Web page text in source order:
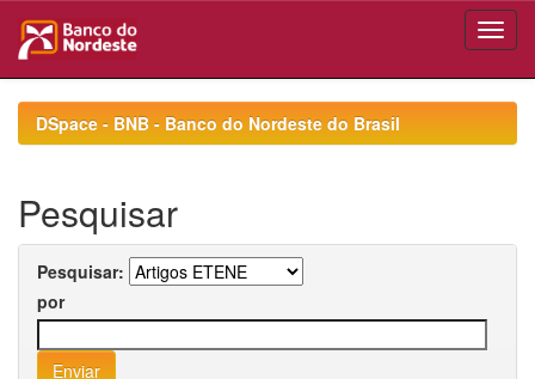
navigationDSpace - BNB - Banco do Nordeste do Brasil
Pesquisar
Pesquisar:
por